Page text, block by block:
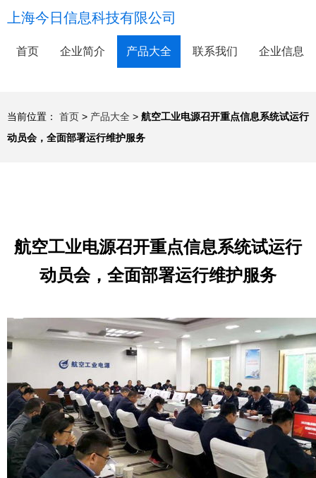
上海今日信息科技有限公司
首页 企业简介 产品大全 联系我们 企业信息
当前位置： 首页 > 产品大全 > 航空工业电源召开重点信息系统试运行
动员会，全面部署运行维护服务
航空工业电源召开重点信息系统试运行
动员会，全面部署运行维护服务